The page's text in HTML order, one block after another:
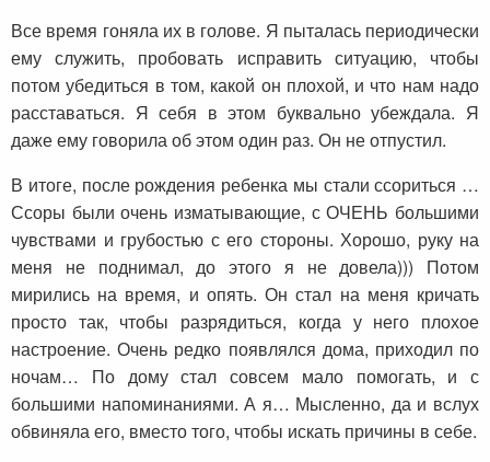
Все время гоняла их в голове. Я пыталась периодически
ему служить, пробовать исправить ситуацию, чтобы
потом убедиться в том, какой он плохой, и что нам надо
расставаться. Я себя в этом буквально убеждала. Я
даже ему говорила об этом один раз. Он не отпустил.
В итоге, после рождения ребенка мы стали ссориться …
Ссоры были очень изматывающие, с ОЧЕНЬ большими
чувствами и грубостью с его стороны. Хорошо, руку на
меня не поднимал, до этого я не довела))) Потом
мирились на время, и опять. Он стал на меня кричать
просто так, чтобы разрядиться, когда у него плохое
настроение. Очень редко появлялся дома, приходил по
ночам… По дому стал совсем мало помогать, и с
большими напоминаниями. А я… Мысленно, да и вслух
обвиняла его, вместо того, чтобы искать причины в себе.